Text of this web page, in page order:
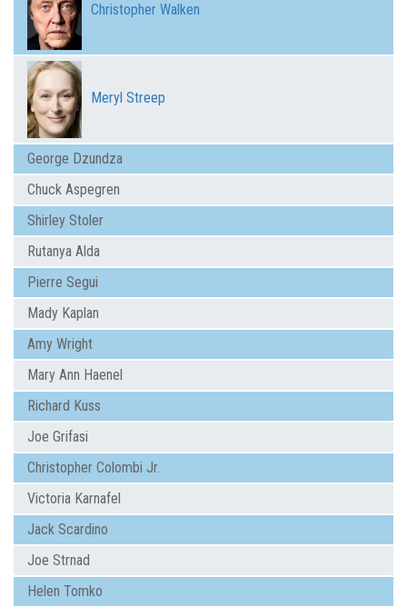
Christopher Walken
Meryl Streep
George Dzundza
Chuck Aspegren
Shirley Stoler
Rutanya Alda
Pierre Segui
Mady Kaplan
Amy Wright
Mary Ann Haenel
Richard Kuss
Joe Grifasi
Christopher Colombi Jr.
Victoria Karnafel
Jack Scardino
Joe Strnad
Helen Tomko